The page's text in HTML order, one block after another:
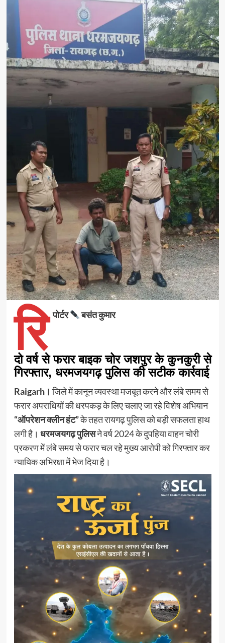
रि पोर्टर बसंत कुमार
दो वर्ष से फरार बाइक चोर जशपुर के कुनकुरी से
गिरफ्तार, धरमजयगढ़ पुलिस की सटीक कार्रवाई
Raigarh। जिले में कानून व्यवस्था मजबूत करने और लंबे समय से
फरार अपराधियों की धरपकड़ के लिए चलाए जा रहे विशेष अभियान
“ऑपरेशन क्लीन हंट”के तहत रायगढ़ पुलिस को बड़ी सफलता हाथ
लगी है। धरमजयगढ़ पुलिसने वर्ष 2024 के दुपहिया वाहन चोरी
प्रकरण में लंबे समय से फरार चल रहे मुख्य आरोपी को गिरफ्तार कर
न्यायिक अभिरक्षा में भेज दिया है।